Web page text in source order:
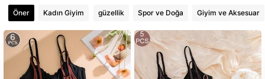
4,76 409 Takipçiler
4,76 409 Takipçiler
4,76 409 Takipçiler
4,76 409 Takipçiler
Öner Kadın Giyim güzellik Spor ve Doğa Giyim ve Aksesuar